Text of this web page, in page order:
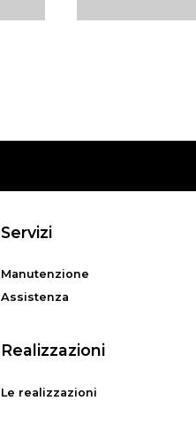
Servizi
Manutenzione
Assistenza
Realizzazioni
Le realizzazioni